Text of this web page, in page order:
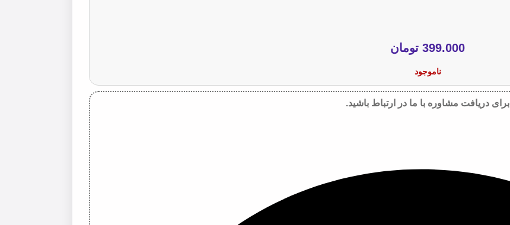
399.000 تومان
ناموجود
برای دریافت مشاوره با ما در ارتباط باشید.